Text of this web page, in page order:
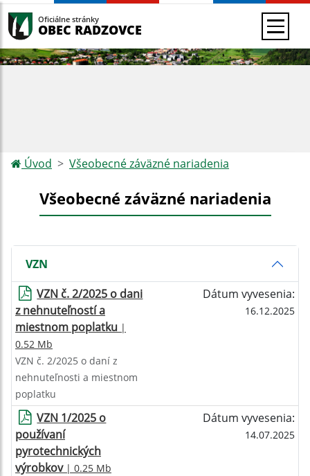
Oficiálne stránky
OBEC RADZOVCE
Úvod Všeobecné záväzné nariadenia
Všeobecné záväzné nariadenia
VZN
VZN č. 2/2025 o dani
z nehnuteľností a
miestnom poplatku |
0.52 Mb
Dátum vyvesenia:
16.12.2025
VZN č. 2/2025 o daní z
nehnuteľnosti a miestnom
poplatku
VZN 1/2025 o
používaní
pyrotechnických
výrobkov | 0.25 Mb
Dátum vyvesenia:
14.07.2025